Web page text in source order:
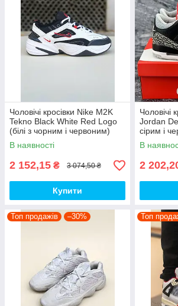
Чоловічі кросівки Nike M2K
Tekno Black White Red Logo
(білі з чорним і червоним)
спортивні демі кроси PD7430
топ
В наявності
2 152,15 ₴ 3 074,50 ₴
Купити
Чоловічі
Jordan
сірим і
топ
В
2
Топ продажів –30% Топ